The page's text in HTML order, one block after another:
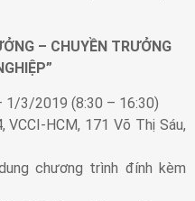
– CHUYỀN TRƯỞNG
1/3/2019 (8:30 – 16:30)
HCM, 171 Võ Thị Sáu,
chương trình đính kèm